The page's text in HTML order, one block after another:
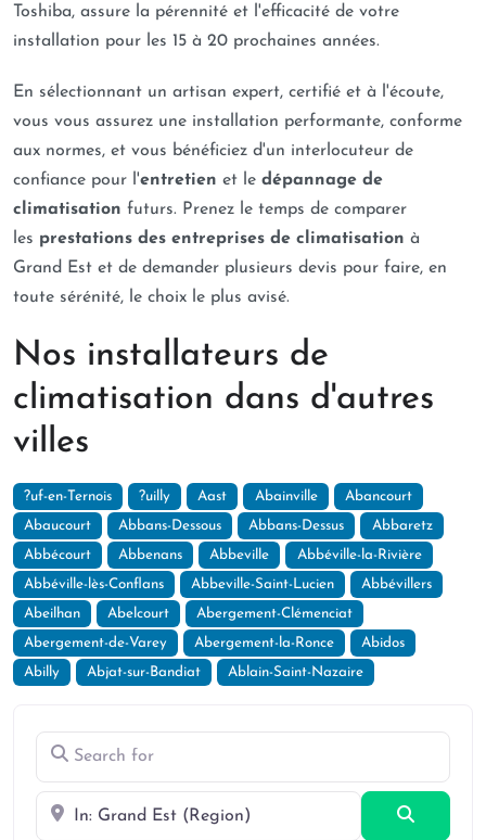
Search for
Near
Toshiba, assure la pérennité et l'efficacité de votre
installation pour les 15 à 20 prochaines années.
En sélectionnant un artisan expert, certifié et à l'écoute,
vous vous assurez une installation performante, conforme
aux normes, et vous bénéficiez d'un interlocuteur de
confiance pour l'entretien et le dépannage de
climatisation futurs. Prenez le temps de comparer
les prestations des entreprises de climatisation à
Grand Est et de demander plusieurs devis pour faire, en
toute sérénité, le choix le plus avisé.
Nos installateurs de
climatisation dans d'autres
villes
?uf-en-Ternois ?uilly Aast Abainville Abancourt
Abaucourt Abbans-Dessous Abbans-Dessus Abbaretz
Abbécourt Abbenans Abbeville Abbéville-la-Rivière
Abbéville-lès-Conflans Abbeville-Saint-Lucien Abbévillers
Abeilhan Abelcourt Abergement-Clémenciat
Abergement-de-Varey Abergement-la-Ronce Abidos
Abilly Abjat-sur-Bandiat Ablain-Saint-Nazaire